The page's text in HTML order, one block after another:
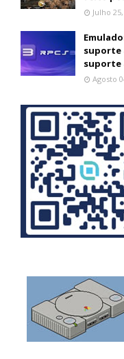
Julho
suporte
suporte
Agosto